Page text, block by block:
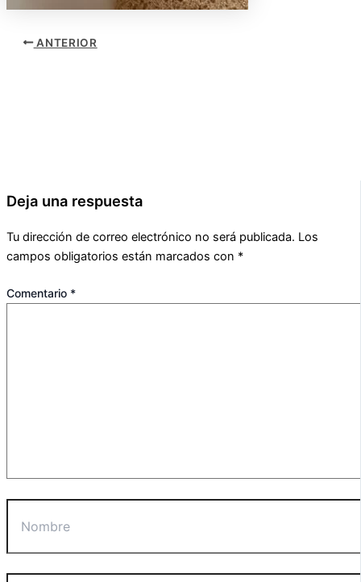
ANTERIOR
Deja una respuesta
Tu dirección de correo electrónico no será publicada. Los
campos obligatorios están marcados con *
Comentario *